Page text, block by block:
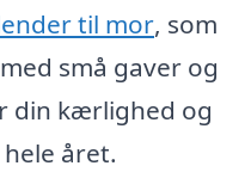
til mor, som
med små gaver og
din kærlighed og
året.